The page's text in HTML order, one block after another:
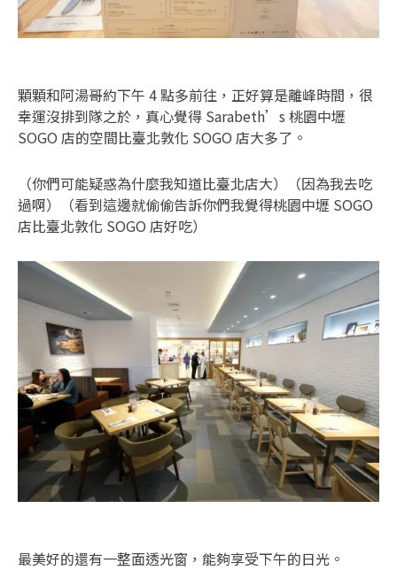
顆顆和阿湯哥約下午 4 點多前往，正好算是離峰時間，很
幸運沒排到隊之於，真心覺得 Sarabeth’s 桃園中壢
SOGO 店的空間比臺北敦化 SOGO 店大多了。
（你們可能疑惑為什麼我知道比臺北店大）（因為我去吃
過啊）（看到這邊就偷偷告訴你們我覺得桃園中壢 SOGO
店比臺北敦化 SOGO 店好吃）
最美好的還有一整面透光窗，能夠享受下午的日光。